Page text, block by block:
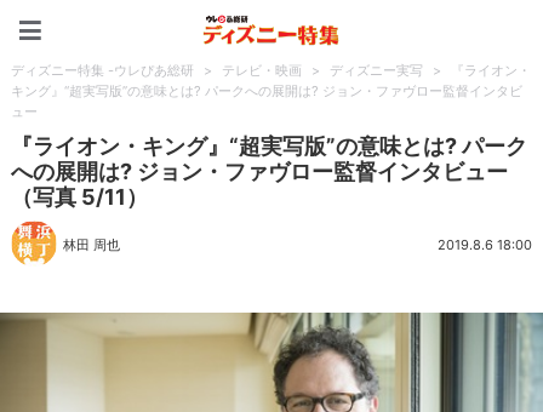
ディズニー特集 -ウレぴあ総研 > テレビ・映画 > ディズニー実写 >
『ライオン・
キング』“超実写版”の意味とは? パークへの展開は? ジョン・ファヴロー監督インタビ
ュー
『ライオン・キング』“超実写版”の意味とは? パーク
への展開は? ジョン・ファヴロー監督インタビュー
（写真 5/11）
林田 周也 2019.8.6 18:00